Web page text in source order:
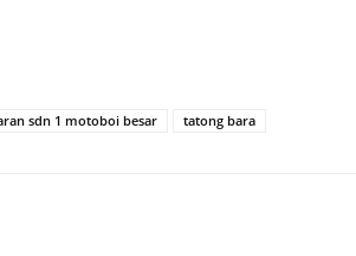
sdn 1 motoboi besar tatong bara